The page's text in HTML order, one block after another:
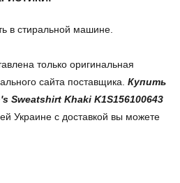
в стиральной машине.
только оригинальная
сайта поставщика. Купить
Sweatshirt Khaki K1S156100643
Украине с доставкой вы можете